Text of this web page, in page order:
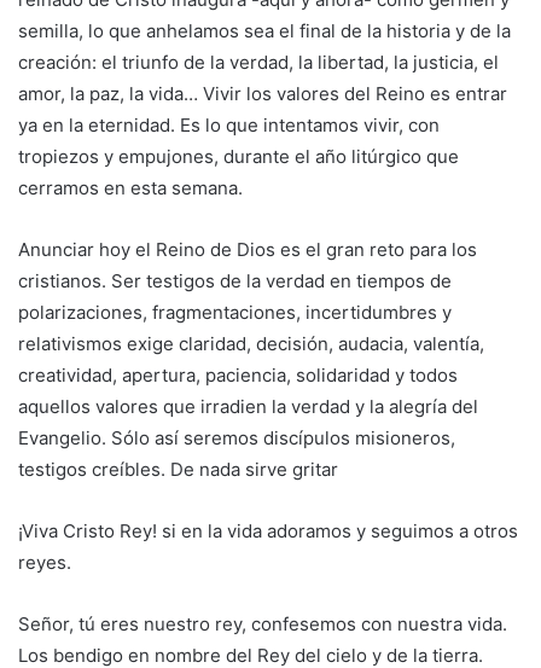
semilla, lo que anhelamos sea el final de la historia y de la
creación: el triunfo de la verdad, la libertad, la justicia, el
amor, la paz, la vida… Vivir los valores del Reino es entrar
ya en la eternidad. Es lo que intentamos vivir, con
tropiezos y empujones, durante el año litúrgico que
cerramos en esta semana.
Anunciar hoy el Reino de Dios es el gran reto para los
cristianos. Ser testigos de la verdad en tiempos de
polarizaciones, fragmentaciones, incertidumbres y
relativismos exige claridad, decisión, audacia, valentía,
creatividad, apertura, paciencia, solidaridad y todos
aquellos valores que irradien la verdad y la alegría del
Evangelio. Sólo así seremos discípulos misioneros,
testigos creíbles. De nada sirve gritar
¡Viva Cristo Rey! si en la vida adoramos y seguimos a otros
reyes.
Señor, tú eres nuestro rey, confesemos con nuestra vida.
Los bendigo en nombre del Rey del cielo y de la tierra.